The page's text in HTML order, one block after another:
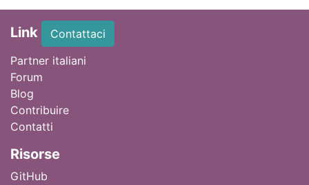
Link
Contattaci
Partner italiani
Forum
Blog
Contribuire
Contatti
Risorse
GitHub